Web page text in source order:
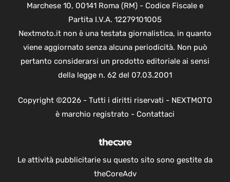
Marchese 10, 00141 Roma (RM) - Codice Fiscale e
Partita I.V.A. 12279101005
Nextmoto.it non è una testata giornalistica, in quanto
viene aggiornato senza alcuna periodicità. Non può
pertanto considerarsi un prodotto editoriale ai sensi
della legge n. 62 del 07.03.2001
Copyright ©2026 - Tutti i diritti riservati - NEXTMOTO
è marchio registrato - Contattaci
Le attività pubblicitarie su questo sito sono gestite da
theCoreAdv